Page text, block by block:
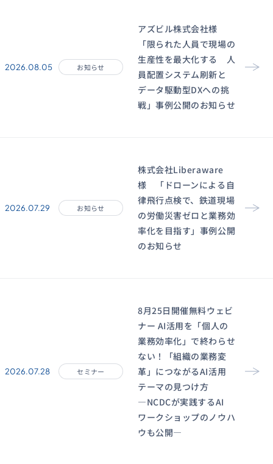
2026.08.05 お知らせ
アズビル株式会社様
「限られた人員で現場の
生産性を最大化する 人
員配置システム刷新と
データ駆動型DXへの挑
戦」事例公開のお知らせ
2026.07.29 お知らせ
株式会社Liberaware
様 「ドローンによる自
律飛行点検で、鉄道現場
の労働災害ゼロと業務効
率化を目指す」事例公開
のお知らせ
2026.07.28 セミナー
8月25日開催無料ウェビ
ナー AI活用を「個人の
業務効率化」で終わらせ
ない！「組織の業務変
革」につながるAI活用
テーマの見つけ方
―NCDCが実践するAI
ワークショップのノウハ
ウも公開―